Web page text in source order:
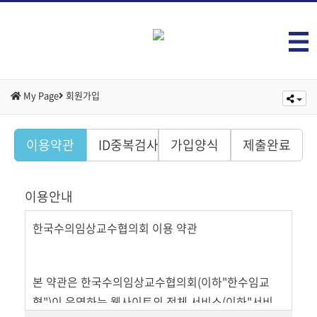
My Page 회원가입
이용약관 ID중복검사 가입양식 제출완료
이용안내
한국수의임상교수협의회 이용 약관
본 약관은 한국수의임상교수협의회(이하"한수임교
협")이 운영하는 웹사이트의 전체 서비스(이하"서비